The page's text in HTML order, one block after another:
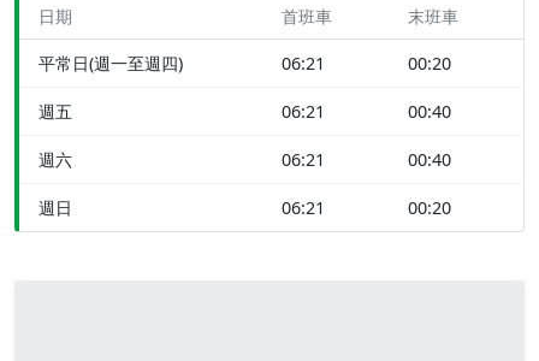
日期 首班車 末班車
平常日(週一至週四) 06:21 00:20
週五 06:21 00:40
週六 06:21 00:40
週日 06:21 00:20